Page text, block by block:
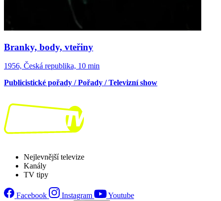
Branky, body, vteřiny
1956, Česká republika, 10 min
Publicistické pořady / Pořady / Televizní show
Nejlevnější televize
Kanály
TV tipy
Facebook Instagram
Youtube